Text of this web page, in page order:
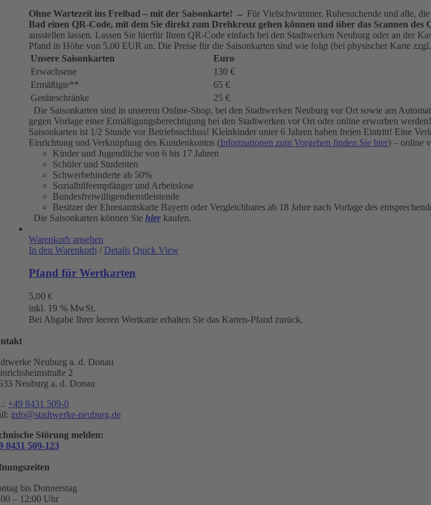
Ohne Wartezeit ins Freibad – mit der Saisonkarte! → Für Vielschwimmer, Ruhesuchende und alle,
Bad einen QR-Code, mit dem Sie direkt zum Drehkreuz gehen können und über das Scannen des
ausstellen lassen. Lassen Sie hierfür Ihren QR-Code einfach bei den Stadtwerken Neuburg oder an der
Pfand in Höhe von 5,00 EUR an. Die Preise für die Saisonkarten sind wie folgt (bei physischer Karte
Unsere Saisonkarten
Euro
Erwachsene
130 €
Ermäßigte**
65 €
Geräteschränke
25 €
Die Saisonkarten sind in unserem Online-Shop, bei den Stadtwerken Neuburg vor Ort sowie am
gegen Vorlage einer Ermäßigungsberechtigung bei den Stadtwerken vor Ort oder online erworben
Saisonkarten ist 1/2 Stunde vor Betriebsschluss! Kleinkinder unter 6 Jahren haben freien Eintritt! Eine
Einrichtung und Verknüpfung des Kundenkontos (Informationen zum Vorgehen finden Sie hier) – online
Kinder und Jugendliche von 6 bis 17 Jahren
Schüler und Studenten
Schwerbehinderte ab 50%
Sozialhilfeempfänger und Arbeitslose
Bundesfreiwilligendienstleistende
Besitzer der Ehrenamtskarte Bayern oder Vergleichbares ab 18 Jahre nach Vorlage des
Die Saisonkarten können Sie hier kaufen.
Warenkorb ansehen
In den Warenkorb / Details Quick View
Pfand für Wertkarten
5,00 €
inkl. 19 % MwSt.
Bei Abgabe Ihrer leeren Wertkarte erhalten Sie das Karten-Pfand zurück.
Neuburg a. d. Donau
2
Neuburg a. d. Donau
+49 8431 509-0
info@stadtwerke-neuburg.de
Störung melden:
8431 509-123
bis Donnerstag
– 12:00 Uhr